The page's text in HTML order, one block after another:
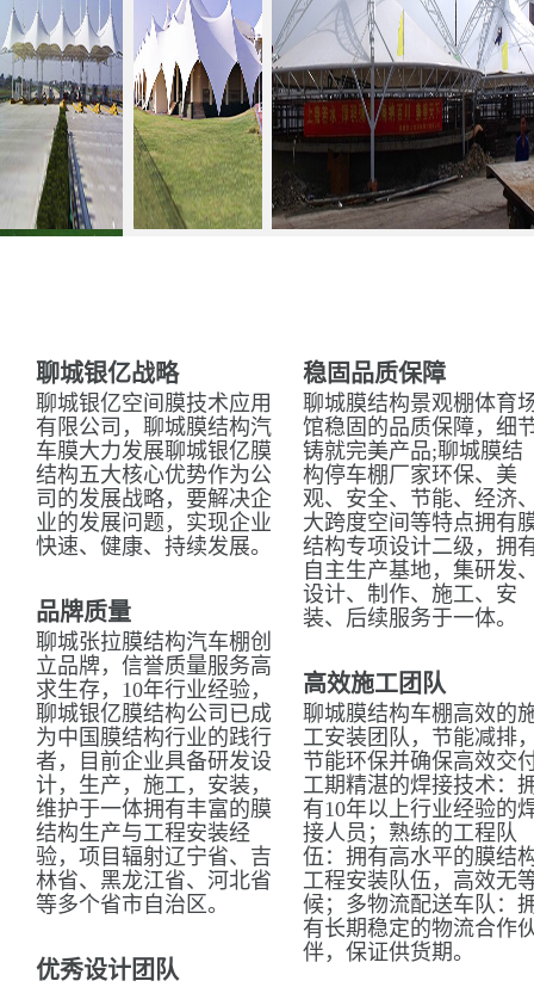
聊城银亿战略
聊城银亿空间膜技术应用
有限公司，聊城膜结构汽
车膜大力发展聊城银亿膜
结构五大核心优势作为公
司的发展战略，要解决企
业的发展问题，实现企业
快速、健康、持续发展。
品牌质量
聊城张拉膜结构汽车棚创
立品牌，信誉质量服务高
求生存，10年行业经验，
聊城银亿膜结构公司已成
为中国膜结构行业的践行
者，目前企业具备研发设
计，生产，施工，安装，
维护于一体拥有丰富的膜
结构生产与工程安装经
验，项目辐射辽宁省、吉
林省、黑龙江省、河北省
等多个省市自治区。
优秀设计团队
稳固品质保障
聊城膜结构景观棚体育
馆稳固的品质保障，细
铸就完美产品;聊城膜结
构停车棚厂家环保、美
观、安全、节能、经济
大跨度空间等特点拥有
结构专项设计二级，拥
自主生产基地，集研发
设计、制作、施工、安
装、后续服务于一体。
高效施工团队
聊城膜结构车棚高效的
工安装团队，节能减排
节能环保并确保高效交
工期精湛的焊接技术：
有10年以上行业经验的
接人员；熟练的工程队
伍：拥有高水平的膜结
工程安装队伍，高效无
候；多物流配送车队：
有长期稳定的物流合作
伴，保证供货期。